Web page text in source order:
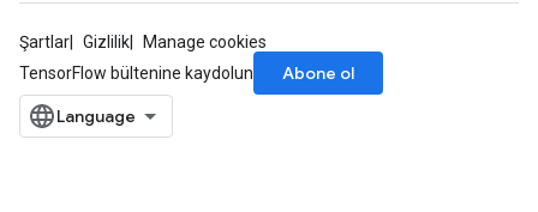
Şartlar Gizlilik
Manage cookies
TensorFlow bültenine kaydolun
Abone ol